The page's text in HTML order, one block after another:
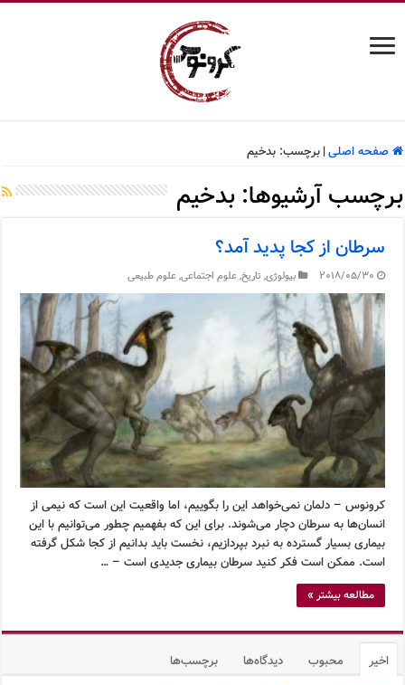
صفحه اصلی| برچسب:بدخیم
برچسب آرشیوها:بدخیم
سرطان از کجا پدید آمد؟
2018/05/30 بیولوژی, تاریخ,علوم اجتماعی,علوم طبیعی
کرونوس – دلمان نمی‌خواهد این را بگوییم، اما واقعیت این است که نیمی از
انسان‌ها به سرطان دچار می‌شوند. برای این که بفهمیم چطور می‌توانیم با این
بیماری بسیار گسترده به نبرد بپردازیم، نخست باید بدانیم از کجا شکل گرفته
است. ممکن است فکر کنید سرطان بیماری جدیدی است – …
مطالعه بیشتر »
اخیر محبوب دیدگاه‌ها برچسب‌ها